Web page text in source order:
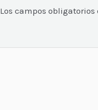
Los campos